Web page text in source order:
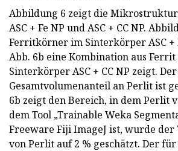
Abbildung 6 zeigt die
ASC + Fe NP und ASC + CC NP.
Ferritkörner im Sinterkörper ASC +
Abb. 6b eine Kombination aus
Sinterkörper ASC + CC NP zeigt. Der
Gesamtvolumenanteil an Perlit ist
6b zeigt den Bereich, in dem Perlit
dem Tool „Trainable Weka
Freeware Fiji ImageJ ist, wurde
von Perlit auf 2 % geschätzt. Der